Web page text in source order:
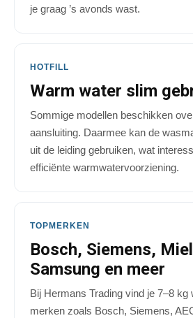
je graag ’s avonds wast.
HOTFILL
Warm water slim
Sommige modellen beschikken
aansluiting. Daarmee kan de
uit de leiding gebruiken, wat
efficiënte warmwatervoorziening.
TOPMERKEN
Bosch, Siemens,
Samsung en meer
Bij Hermans Trading vind je 7–8
merken zoals Bosch, Siemens,